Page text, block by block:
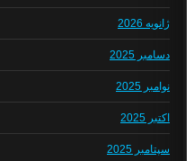
ژانویه 2026
دسامبر 2025
نوامبر 2025
اکتبر 2025
سپتامبر 2025